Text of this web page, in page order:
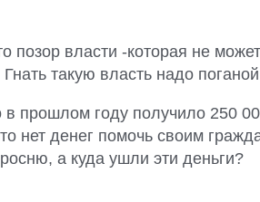
позор власти -которая не
такую власть надо
в прошлом году получило 250
нет денег помочь своим
а куда ушли эти деньги?